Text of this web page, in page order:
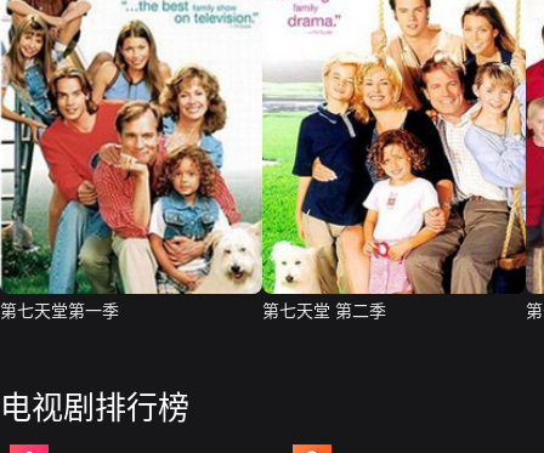
第七天堂第一季 第七天堂 第二季
电视剧排行榜